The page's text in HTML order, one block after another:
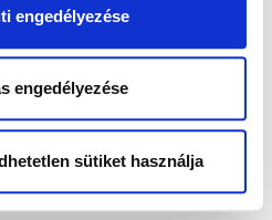
engedélyezése
engedélyezése
sütiket használja